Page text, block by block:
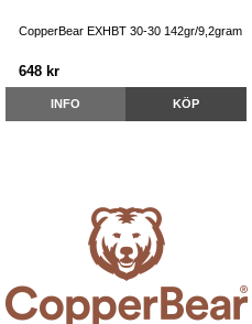
CopperBear EXHBT 30-30 142gr/9,2gram
648 kr
INFO KÖP